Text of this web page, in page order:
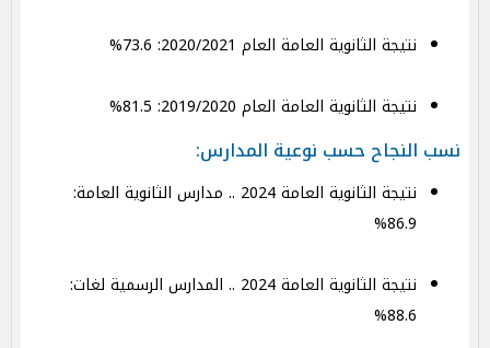
نتيجة الثانوية العامة العام 2020/2021: 73.6%
نتيجة الثانوية العامة العام 2019/2020: 81.5%
نسب النجاح حسب نوعية المدارس:
نتيجة الثانوية العامة 2024 .. مدارس الثانوية العامة:
86.9%
نتيجة الثانوية العامة 2024 .. المدارس الرسمية لغات:
88.6%